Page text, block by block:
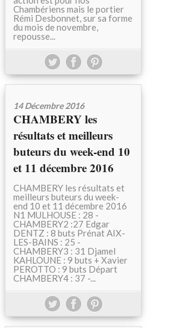
Chambériens mais le portier
Rémi Desbonnet, sur sa forme
du mois de novembre,
repousse...
14 Décembre 2016
CHAMBERY les
résultats et meilleurs
buteurs du week-end 10
et 11 décembre 2016
CHAMBERY les résultats et
meilleurs buteurs du week-
end 10 et 11 décembre 2016
N1 MULHOUSE : 28 -
CHAMBERY2 :27 Edgar
DENTZ : 8 buts Prénat AIX-
LES-BAINS : 25 -
CHAMBERY3 : 31 Djamel
KAHLOUNE : 9 buts + Xavier
PEROTTO : 9 buts Départ
CHAMBERY4 : 37 -...